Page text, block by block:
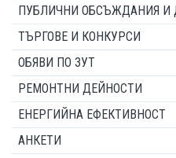
ПУБЛИЧНИ ОБСЪЖДАНИЯ И
ТЪРГОВЕ И КОНКУРСИ
ОБЯВИ ПО ЗУТ
РЕМОНТНИ ДЕЙНОСТИ
ЕНЕРГИЙНА ЕФЕКТИВНОСТ
АНКЕТИ